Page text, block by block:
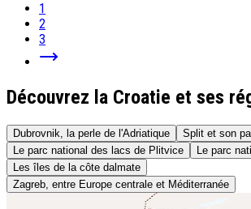
1
2
3
Découvrez la Croatie et ses
Dubrovnik, la perle de l'Adriatique
Split et son
Le parc national des lacs de Plitvice
Le parc
Les îles de la côte dalmate
Zagreb, entre Europe centrale et Méditerranée